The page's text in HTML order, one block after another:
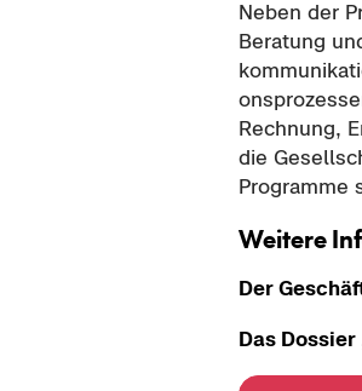
Neben der
Be­ra­tung
Rech­nung,
die
Pro­gram­me
Wei­te­re
Der
Das